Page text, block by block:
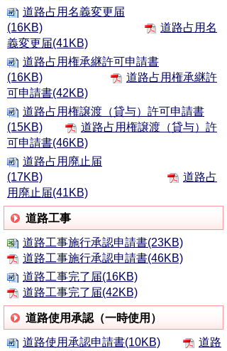
道路占用名義変更届
(16KB)
道路占用名
義変更届(41KB)
道路占用権承継許可申請書
(16KB)
道路占用権承継許
可申請書(42KB)
道路占用権譲渡（貸与）許可申請書
(15KB)
道路占用権譲渡（貸与）許
可申請書(46KB)
道路占用廃止届
(17KB)
道路占
用廃止届(41KB)
道路工事
道路工事施行承認申請書(23KB)
道路工事施行承認申請書(46KB)
道路工事完了届(16KB)
道路工事完了届(42KB)
道路使用承認（一時使用）
道路使用承認申請書(10KB)
道路